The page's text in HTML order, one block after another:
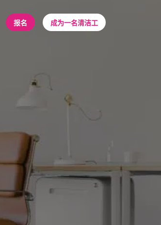
报名 成为一名清洁工